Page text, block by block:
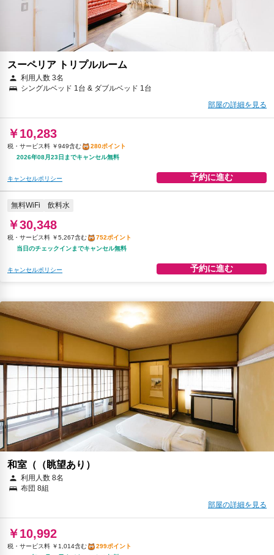
スーペリア トリプルルーム
利用人数 3名
シングルベッド 1台 & ダブルベッド 1台
部屋の詳細を見る
￥10,283
税・サービス料 ￥949含む
280ポイント
2026年08月23日までキャンセル無料
キャンセルポリシー 予約に進む
無料WiFi 飲料水
￥30,348
税・サービス料 ￥5,267含む
752ポイント
当日のチェックインまでキャンセル無料
キャンセルポリシー 予約に進む
和室（（眺望あり）
利用人数 8名
布団 8組
部屋の詳細を見る
￥10,992
税・サービス料 ￥1,014含む
299ポイント